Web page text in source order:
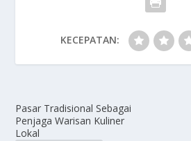
KECEPATAN:
Pasar Tradisional Sebagai
Penjaga Warisan Kuliner
Lokal